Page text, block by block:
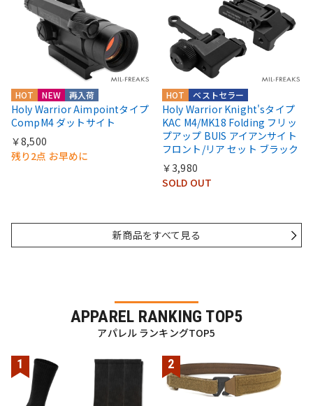
HOT NEW 再入荷
Holy Warrior Aimpointタイプ
CompM4 ダットサイト
￥8,500
残り2点 お早めに
HOT ベストセラー
Holy Warrior Knight'sタイプ
KAC M4/MK18 Folding フリッ
プアップ BUIS アイアンサイト
フロント/リア セット ブラック
￥3,980
SOLD OUT
新商品をすべて見る
APPAREL RANKING TOP5
アパレル ランキングTOP5